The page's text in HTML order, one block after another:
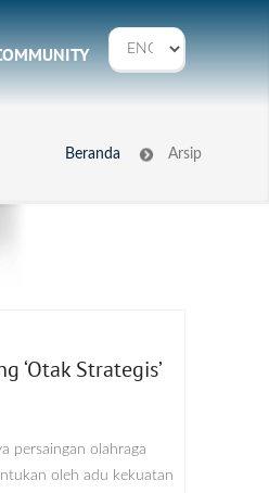
Beranda Arsip
‘Otak Strategis’
persaingan olahraga
oleh adu kekuatan